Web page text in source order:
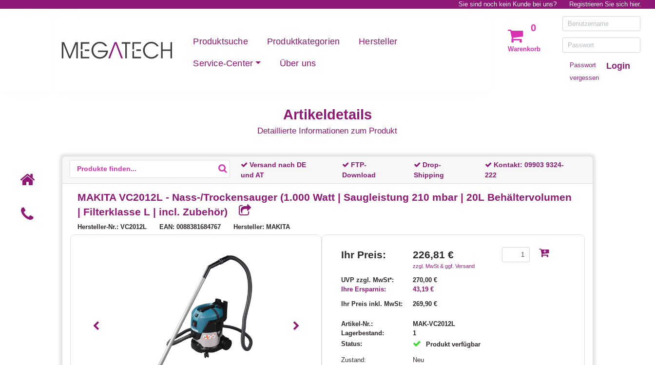
Sie sind noch kein Kunde bei uns? Registrieren Sie sich hier.
Produktsuche Produktkategorien Hersteller
Service-Center Über uns
0
Warenkorb
Passwort
vergessen
Login
Artikeldetails
Detaillierte Informationen zum Produkt
Versand nach DE
und AT
FTP-
Download
Drop-
Shipping
Kontakt:09903 9324-
222
MAKITA VC2012L - Nass-/Trockensauger (1.000 Watt | Saugleistung 210 mbar | 20L Behältervolumen
| Filterklasse L | incl. Zubehör)
Hersteller-Nr.: VC2012L EAN: 0088381684767 Hersteller: MAKITA
Vorheriges Nächstes
Ihr Preis: 226,81 €
zzgl. MwSt & ggf. Versand
UVP zzgl. MwSt*:
270,00 €
Ihre Ersparnis:
43,19 €
Ihr Preis inkl. MwSt:
269,90 €
Artikel-Nr.:
MAK-VC2012L
Lagerbestand:
1
Status:
Produkt verfügbar
Zustand:
Neu